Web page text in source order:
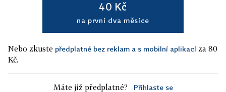
40 Kč
na první dva měsíce
Nebo zkuste předplatné bez reklam a s mobilní aplikací za 80
Kč.
Máte již předplatné? Přihlaste se